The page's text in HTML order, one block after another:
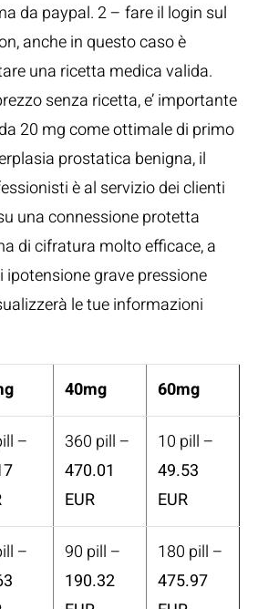
da paypal. 2 – fare il login sul
anche in questo caso è
una ricetta medica valida.
senza ricetta, e’ importante
20 mg come ottimale di primo
prostatica benigna, il
è al servizio dei clienti
una connessione protetta
di cifratura molto efficace, a
ipotensione grave pressione
le tue informazioni
40mg 60mg
–
360 pill –
470.01
EUR
10 pill –
49.53
EUR
–
90 pill –
190.32
180 pill –
475.97